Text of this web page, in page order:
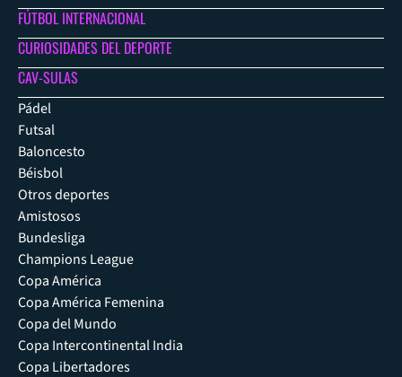
FÚTBOL INTERNACIONAL
CURIOSIDADES DEL DEPORTE
CAV-SULAS
Pádel
Futsal
Baloncesto
Béisbol
Otros deportes
Amistosos
Bundesliga
Champions League
Copa América
Copa América Femenina
Copa del Mundo
Copa Intercontinental India
Copa Libertadores